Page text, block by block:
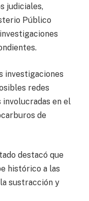
judiciales,
Público
investigaciones
redes
en el
de
destacó que
histórico a las
sustracción y